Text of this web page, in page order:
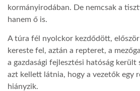
LINKTR.EE
GLOBOZSARU
DOBRAVERO.HU
kormányirodában. De nemcsak a
hanem ő is.
A túra fél nyolckor kezdődött,
kereste fel, aztán a repteret, a
a gazdasági fejlesztési hatóság
azt kellett látnia, hogy a vezetők egy
hiányzik.